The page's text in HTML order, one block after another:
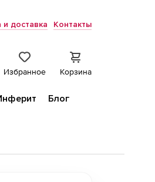
и доставка Контакты
Избранное Корзина
Блог